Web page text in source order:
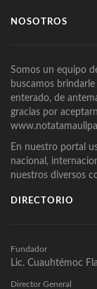
NOSOTROS
Somos un equipo
buscamos
enterado, de
gracias por
En nuestro portal
nacional,
nuestros diversos
DIRECTORIO
Fundador
Lic. Cuauhtémoc
Director General